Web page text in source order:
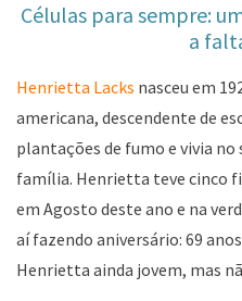
Células para sempre:
a
Henrietta Lacks nasceu em
americana, descendente de
plantações de fumo e vivia no
família. Henrietta teve cinco
em Agosto deste ano e na
aí fazendo aniversário: 69
Henrietta ainda jovem, mas